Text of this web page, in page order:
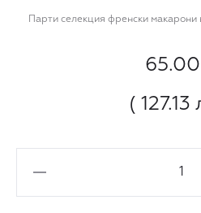
Парти селекция френски макарони
65.00
( 127.13